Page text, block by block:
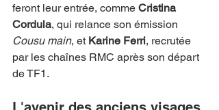
feront leur entrée, comme Cristina
Cordula, qui relance son émission
Cousu main, et Karine Ferri, recrutée
par les chaînes RMC après son départ
de TF1.